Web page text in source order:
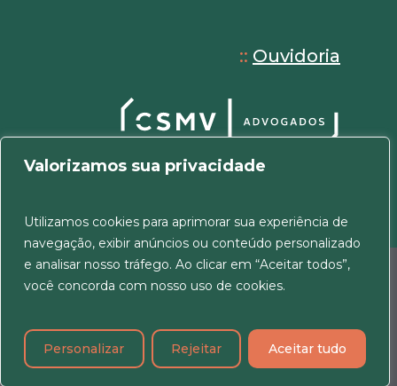
Valorizamos sua privacidade
Utilizamos cookies para aprimorar sua experiência de
navegação, exibir anúncios ou conteúdo personalizado
e analisar nosso tráfego. Ao clicar em “Aceitar todos”,
você concorda com nosso uso de cookies.
Personalizar Rejeitar Aceitar tudo
:: Ouvidoria
© 2026 CSMV Advogados. Todos os direitos
uso